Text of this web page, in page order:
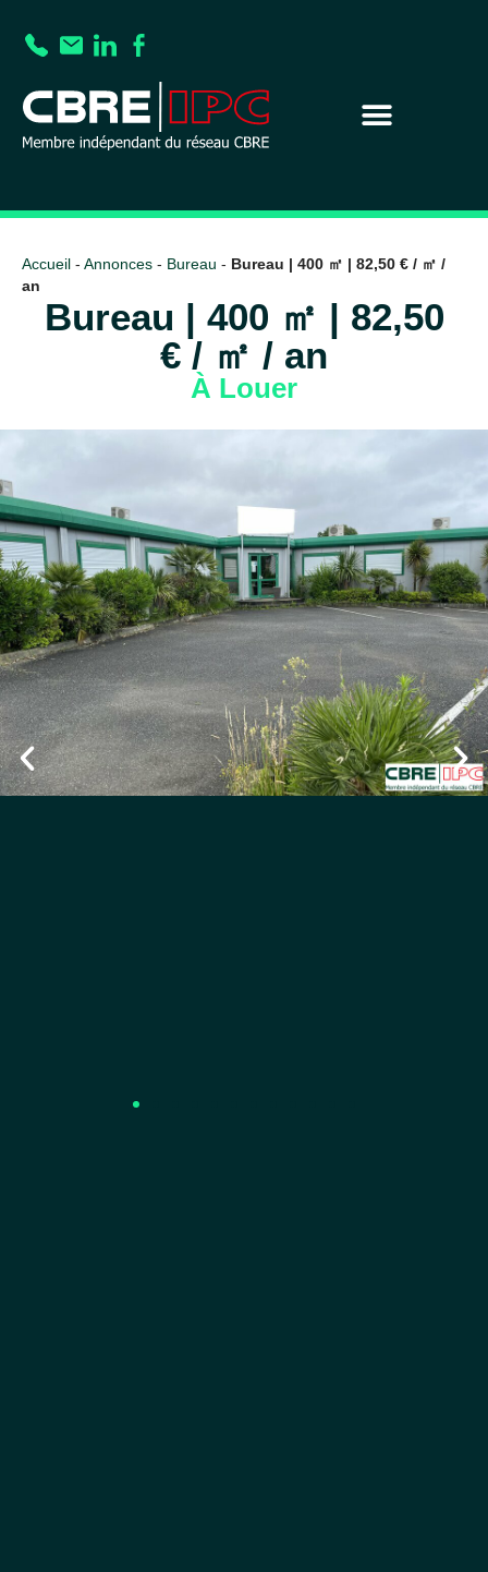
Accueil - Annonces - Bureau - Bureau | 400 ㎡ | 82,50 € / ㎡ /
an
Bureau | 400 ㎡ | 82,50
€ / ㎡ / an
À Louer